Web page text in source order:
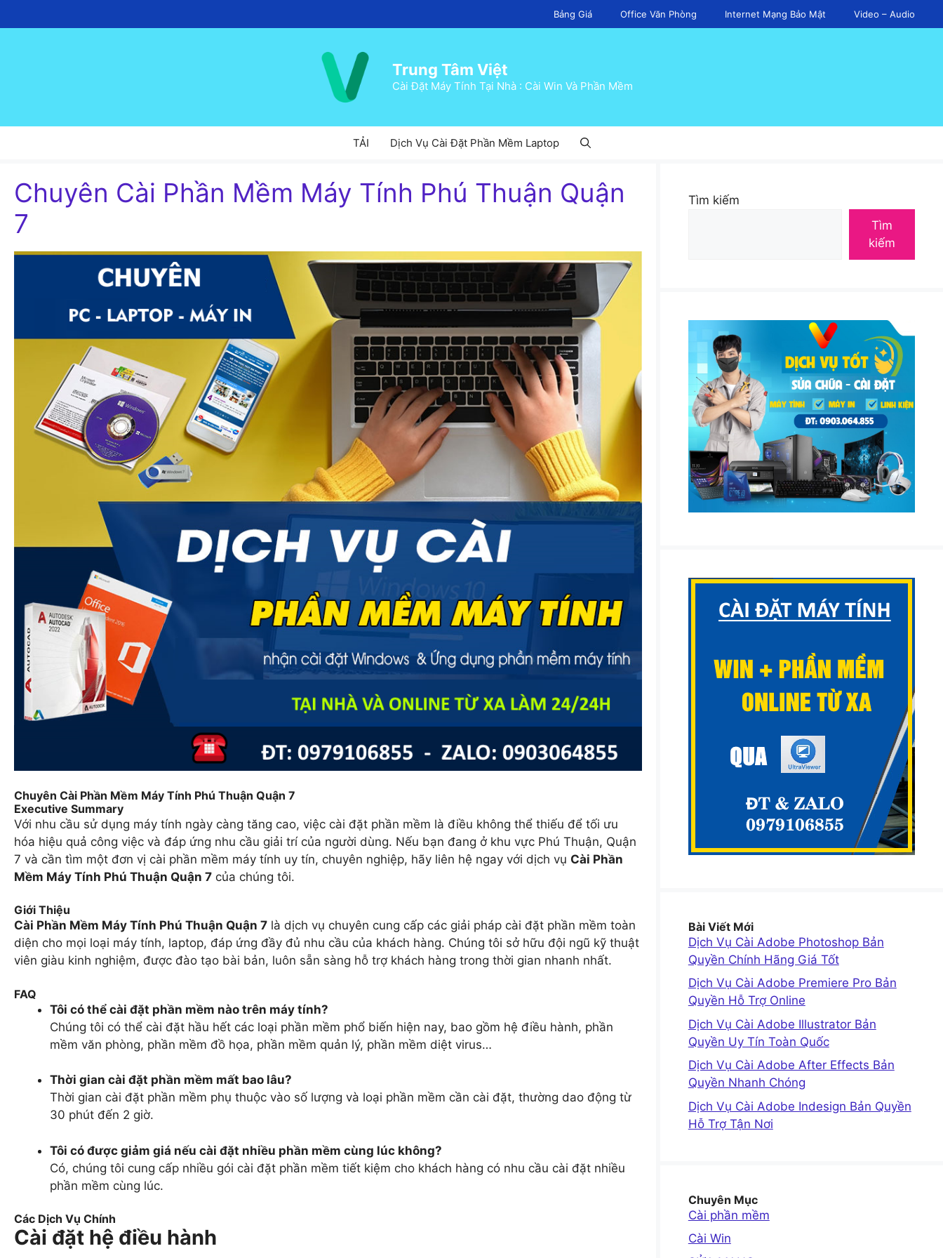
đến
Bảng Giá Office Văn Phòng Internet Mạng Bảo Mật Video – Audio
Trung Tâm Việt
Cài Đặt Máy Tính Tại Nhà : Cài Win Và Phần Mềm
TẢI Dịch Vụ Cài Đặt Phần Mềm Laptop
Chuyên Cài Phần Mềm Máy Tính Phú Thuận Quận
7
Chuyên Cài Phần Mềm Máy Tính Phú Thuận Quận 7
Executive Summary
Với nhu cầu sử dụng máy tính ngày càng tăng cao, việc cài đặt phần mềm là điều không thể thiếu để tối ưu
hóa hiệu quả công việc và đáp ứng nhu cầu giải trí của người dùng. Nếu bạn đang ở khu vực Phú Thuận, Quận
7 và cần tìm một đơn vị cài phần mềm máy tính uy tín, chuyên nghiệp, hãy liên hệ ngay với dịch vụ Cài Phần
Mềm Máy Tính Phú Thuận Quận 7 của chúng tôi.
Giới Thiệu
Cài Phần Mềm Máy Tính Phú Thuận Quận 7 là dịch vụ chuyên cung cấp các giải pháp cài đặt phần mềm toàn
diện cho mọi loại máy tính, laptop, đáp ứng đầy đủ nhu cầu của khách hàng. Chúng tôi sở hữu đội ngũ kỹ thuật
viên giàu kinh nghiệm, được đào tạo bài bản, luôn sẵn sàng hỗ trợ khách hàng trong thời gian nhanh nhất.
FAQ
Tôi có thể cài đặt phần mềm nào trên máy tính?
Chúng tôi có thể cài đặt hầu hết các loại phần mềm phổ biến hiện nay, bao gồm hệ điều hành, phần
mềm văn phòng, phần mềm đồ họa, phần mềm quản lý, phần mềm diệt virus…
Thời gian cài đặt phần mềm mất bao lâu?
Thời gian cài đặt phần mềm phụ thuộc vào số lượng và loại phần mềm cần cài đặt, thường dao động từ
30 phút đến 2 giờ.
Tôi có được giảm giá nếu cài đặt nhiều phần mềm cùng lúc không?
Có, chúng tôi cung cấp nhiều gói cài đặt phần mềm tiết kiệm cho khách hàng có nhu cầu cài đặt nhiều
phần mềm cùng lúc.
Các Dịch Vụ Chính
Cài đặt hệ điều hành
Tìm kiếm
Tìm
kiếm
Bài Viết Mới
Dịch Vụ Cài Adobe Photoshop Bản
Quyền Chính Hãng Giá Tốt
Dịch Vụ Cài Adobe Premiere Pro Bản
Quyền Hỗ Trợ Online
Dịch Vụ Cài Adobe Illustrator Bản
Quyền Uy Tín Toàn Quốc
Dịch Vụ Cài Adobe After Effects Bản
Quyền Nhanh Chóng
Dịch Vụ Cài Adobe Indesign Bản Quyền
Hỗ Trợ Tận Nơi
Chuyên Mục
Cài phần mềm
Cài Win